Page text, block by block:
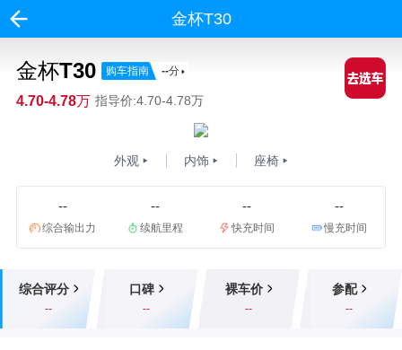
金杯T30
金杯T30 购车指南 --分
4.70-4.78万 指导价:4.70-4.78万
外观 内饰 座椅
--
综合输出力
--
续航里程
--
快充时间
--
慢充时间
综合评分
--
口碑
--
裸车价
--
参配
--